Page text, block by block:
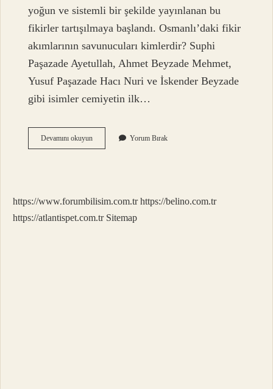
yoğun ve sistemli bir şekilde yayınlanan bu
fikirler tartışılmaya başlandı. Osmanlı’daki fikir
akımlarının savunucuları kimlerdir? Suphi
Paşazade Ayetullah, Ahmet Beyzade Mehmet,
Yusuf Paşazade Hacı Nuri ve İskender Beyzade
gibi isimler cemiyetin ilk…
Devamını okuyunİSlamcılık
Fikir
Yorum Bırak
https://www.forumbilisim.com.tr https://belino.com.tr
https://atlantispet.com.tr Sitemap